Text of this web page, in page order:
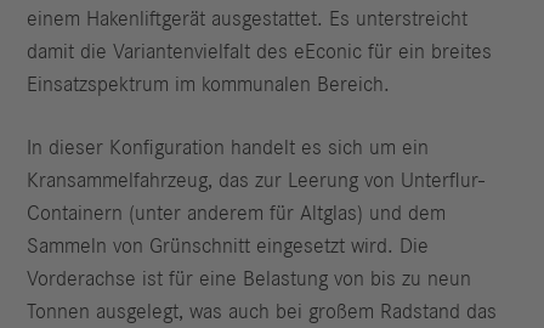
einem Hakenliftgerät ausgestattet. Es unterstreicht
damit die Variantenvielfalt des eEconic für ein breites
Einsatzspektrum im kommunalen Bereich.
In dieser Konfiguration handelt es sich um ein
Kransammelfahrzeug, das zur Leerung von Unterflur-
Containern (unter anderem für Altglas) und dem
Sammeln von Grünschnitt eingesetzt wird. Die
Vorderachse ist für eine Belastung von bis zu neun
Tonnen ausgelegt, was auch bei großem Radstand das